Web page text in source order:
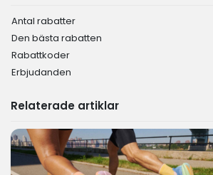
Antal rabatter
Den bästa rabatten
Rabattkoder
Erbjudanden
Relaterade artiklar